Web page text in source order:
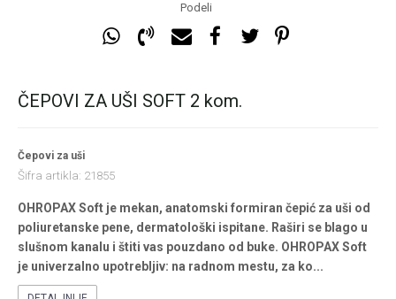
Podeli
ČEPOVI ZA UŠI SOFT 2 kom.
Čepovi za uši
Šifra artikla: 21855
OHROPAX Soft je mekan, anatomski formiran čepić za uši od
poliuretanske pene, dermatološki ispitane. Raširi se blago u
slušnom kanalu i štiti vas pouzdano od buke. OHROPAX Soft
je univerzalno upotrebljiv: na radnom mestu, za ko...